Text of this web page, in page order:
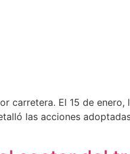
carretera. El 15 de enero,
las acciones